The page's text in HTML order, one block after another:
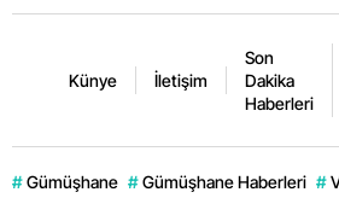
Künye İletişim
Son
Dakika
Haberleri
# Gümüşhane # Gümüşhane Haberleri #